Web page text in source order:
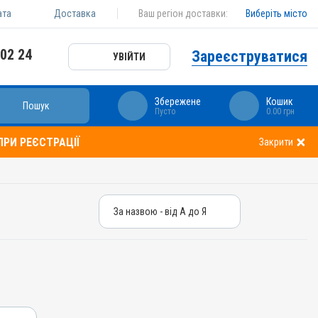
Доставка Ваш регіон доставки: Виберіть місто
24 УВІЙТИ Зареєструватися
Пошук Збережене
Пусто
Кошик
0.00 грн
РЕЄСТРАЦІЇ Закрити
За назвою - від А до Я